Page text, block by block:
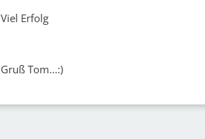
Viel Erfolg
Gruß Tom...:)